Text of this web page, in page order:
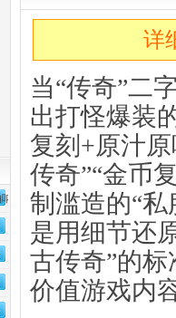
喊
详
当“传奇”二
出打怪爆装
复刻+原汁
传奇”“金币
制滥造的“
是用细节还
古传奇”的
价值游戏内